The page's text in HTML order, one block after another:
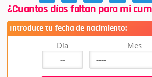
¿Cuantos días faltan para mi
Introduce tu fecha de nacimiento:
Día Mes